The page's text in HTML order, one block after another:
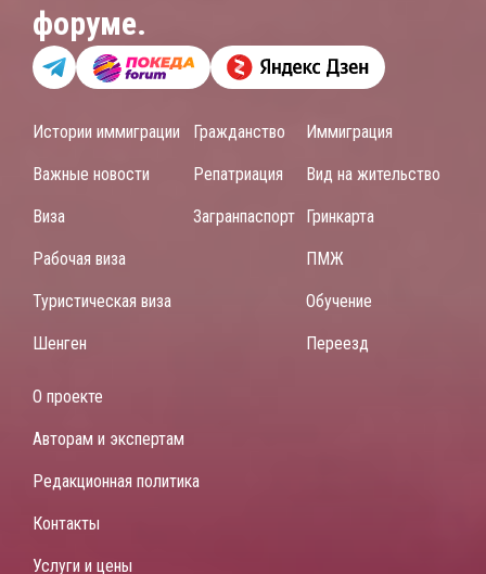
форуме.
Истории иммиграции
Важные новости
Виза
Рабочая виза
Туристическая виза
Шенген
Гражданство
Репатриация
Загранпаспорт
Иммиграция
Вид на жительство
Гринкарта
ПМЖ
Обучение
Переезд
О проекте
Авторам и экспертам
Редакционная политика
Контакты
Услуги и цены